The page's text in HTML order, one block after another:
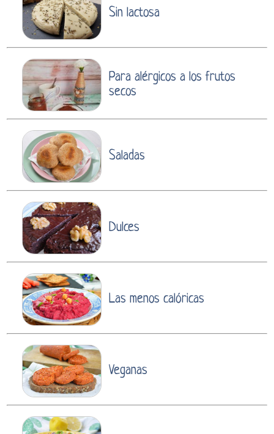
Sin lactosa
Para alérgicos a los frutos
secos
Saladas
Dulces
Las menos calóricas
Veganas